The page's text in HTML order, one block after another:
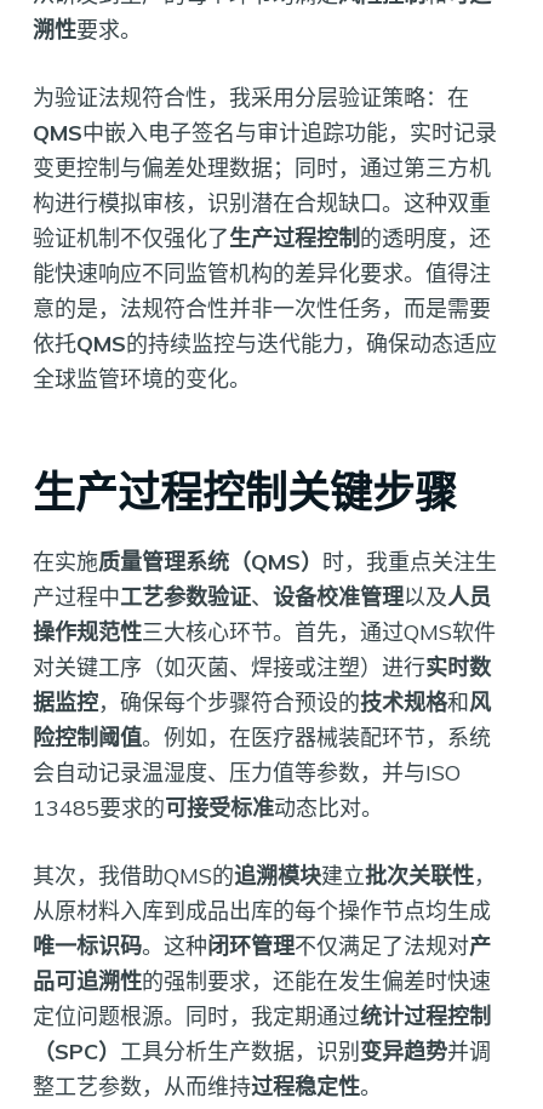
溯性要求。
为验证法规符合性，我采用分层验证策略：在
QMS中嵌入电子签名与审计追踪功能，实时记录
变更控制与偏差处理数据；同时，通过第三方机
构进行模拟审核，识别潜在合规缺口。这种双重
验证机制不仅强化了生产过程控制的透明度，还
能快速响应不同监管机构的差异化要求。值得注
意的是，法规符合性并非一次性任务，而是需要
依托QMS的持续监控与迭代能力，确保动态适应
全球监管环境的变化。
生产过程控制关键步骤
在实施质量管理系统（QMS） 时，我重点关注生
产过程中工艺参数验证、 设备校准管理以及人员
操作规范性三大核心环节。首先，通过QMS软件
对关键工序（如灭菌、焊接或注塑）进行实时数
据监控，确保每个步骤符合预设的技术规格和风
险控制阈值。例如，在医疗器械装配环节，系统
会自动记录温湿度、压力值等参数，并与ISO
13485要求的可接受标准动态比对。
其次，我借助QMS的追溯模块建立批次关联性，
从原材料入库到成品出库的每个操作节点均生成
唯一标识码。这种闭环管理不仅满足了法规对产
品可追溯性的强制要求，还能在发生偏差时快速
定位问题根源。同时，我定期通过统计过程控制
（SPC） 工具分析生产数据，识别 变异趋势并调
整工艺参数，从而维持过程稳定性。